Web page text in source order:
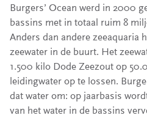
Burgers’ Ocean werd in 2000
bassins met in totaal ruim 8
Anders dan andere zeeaquaria
zeewater in de buurt. Het
1.500 kilo Dode Zeezout op
leidingwater op te lossen.
dat water om: op jaarbasis
van het water in de bassins